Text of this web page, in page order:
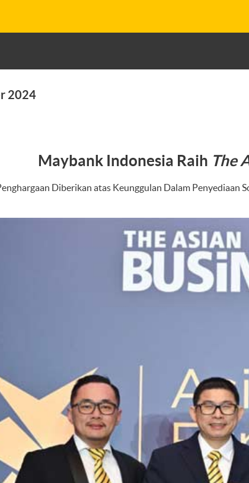
2024
Maybank Indonesia Raih The
Diberikan atas Keunggulan Dalam Penyediaan